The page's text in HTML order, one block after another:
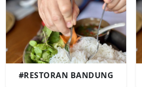
#RESTORAN BANDUNG